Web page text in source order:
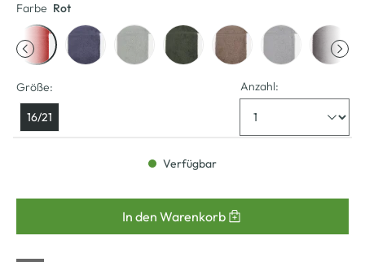
Farbe Rot
Größe:
16/21
Anzahl:
Verfügbar
In den Warenkorb